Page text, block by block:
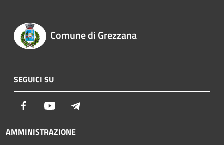
Comune di Grezzana
SEGUICI SU
Facebook Youtube
AMMINISTRAZIONE